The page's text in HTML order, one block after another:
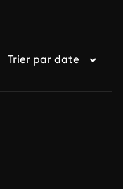
Trier par date